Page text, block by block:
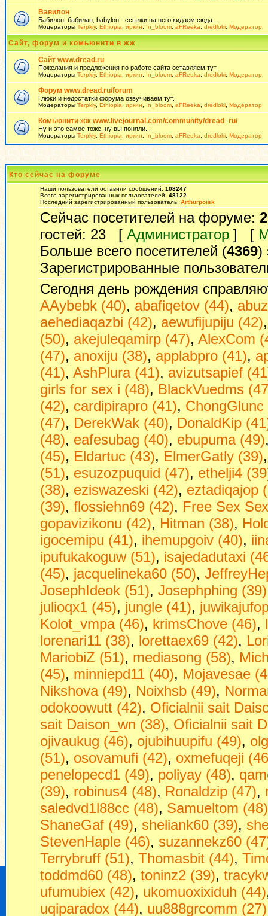
Вавилон
Бабилон, бабилан, babylon - ссылки на него кидаем сюда...
Модераторы Terpkiy, Ethiopia иркин In_bloom aFReeka dredloki Модератор
Сайт, форум и комьюнити в жж
Сайт www.dread.ru
Пожелания и предложения по работе сайта оставляем тут.
Модераторы Terpkiy, Ethiopia иркин In_bloom aFReeka dredloki Модератор
Форум www.dread.ru/forum
Глюки и недостатки форума озвучиваем тут.
Модераторы Terpkiy, Ethiopia иркин In_bloom aFReeka dredloki Модератор
Комьюнити жж www.livejournal.com/community/dread_ru/
Ну и это самое тоже, ну вы поняли...
Модераторы Terpkiy, Ethiopia иркин In_bloom aFReeka dredloki Модератор
Кто сейчас на форуме
Наши пользователи оставили сообщений: 108247
Всего зарегистрированных пользователей: 48122
Последний зарегистрированный пользователь: Arthurpoisk
Сейчас посетителей на форуме:
гостей: 23 [ Администратор ] [
Больше всего посетителей (4369)
Зарегистрированные
Сегодня день рождения
AAybebk (40), abafiqetov (44),
aehediaqazbi (42), aewufijupiju (42)
(50), akejuleqamirp (47), AlexCom
(47), anoxiju (38), applabpro (41),
(41), AshPlura (41), avizutsapief
girls fоr seх i (48), BlackVuedms
(42), cardipirapro (41), ChongGlunc
(47), DerekWak (40), DonaldKip
(48), eafesubag (40), ebupuma (49)
(45), Eldartuc (43), ElmerGatly (39)
(51), esuzozpuquid (47), ethelji4
(38), eziswazeski (42), eztadiqajop
(39), flossiehn69 (42), Frее Seх
gopavizikonu (42), Hitman (38),
igocemipu (41), ihemupgoiv (40),
ipufukakoguw (51), isajedadutaxi
(45), jacquelineka60 (50),
JosephIdeok (51), Josephphing (39)
julioqx1 (45), jungle (41),
Kolot_vmpa (46), krimsChove (46),
lorenari11 (38), lorettaex69 (42),
MariobiZ (51), mediasong (58),
(45), minniepd11 (40), Mojavesae
Nikshova (49), Noixhsb (49),
odokoowutt (42), Oficialnii sait
sait Daison_wn (38), Oficialnii sait
ojivaukug (46), ojubihuupifu (49),
(51), osovamufi (42), oxmefuqeji
penelopecd1 (49), poliyay (48),
(39), robinus4 (48), Ronaldzip (47),
saledvd1l88cc (48), Samueltom (48)
ShaneGaf (49), sheliank60 (39),
StevenHaple (46), suzannekz60
Terrybruff (51), Thomasbit (44),
toddmd60 (48), toninz2 (39),
ufumubiex (42), ukomuoxixiduh (44)
uqiparadox (44), uu888grcomm (27)